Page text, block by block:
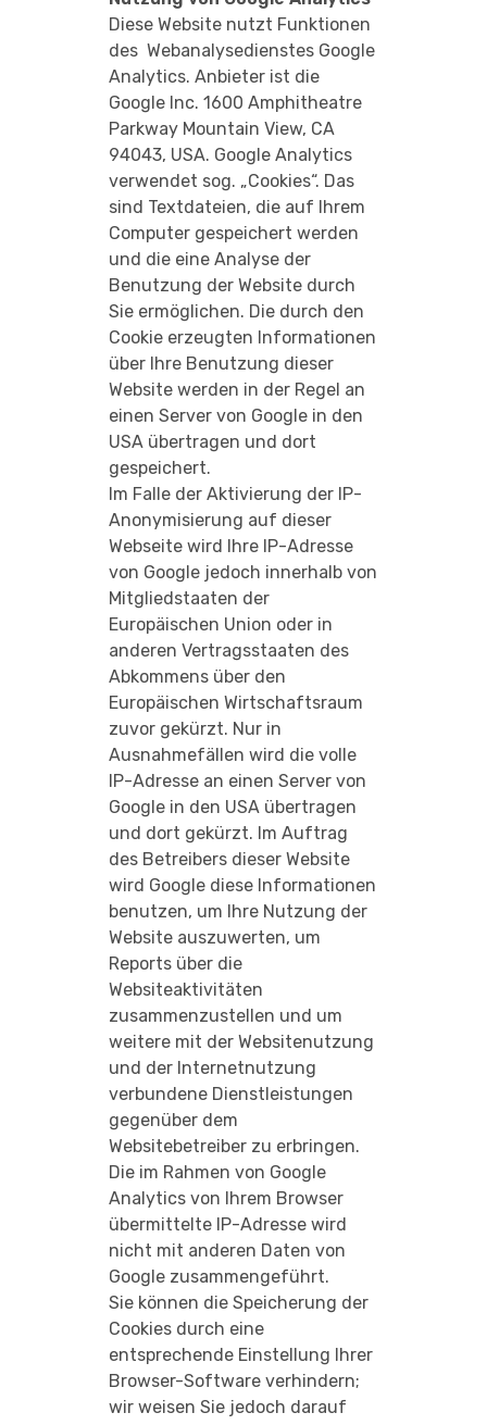
Diese Website nutzt Funktionen
des Webanalysedienstes Google
Analytics. Anbieter ist die
Google Inc. 1600 Amphitheatre
Parkway Mountain View, CA
94043, USA. Google Analytics
verwendet sog. „Cookies“. Das
sind Textdateien, die auf Ihrem
Computer gespeichert werden
und die eine Analyse der
Benutzung der Website durch
Sie ermöglichen. Die durch den
Cookie erzeugten Informationen
über Ihre Benutzung dieser
Website werden in der Regel an
einen Server von Google in den
USA übertragen und dort
gespeichert.
Im Falle der Aktivierung der IP-
Anonymisierung auf dieser
Webseite wird Ihre IP-Adresse
von Google jedoch innerhalb von
Mitgliedstaaten der
Europäischen Union oder in
anderen Vertragsstaaten des
Abkommens über den
Europäischen Wirtschaftsraum
zuvor gekürzt. Nur in
Ausnahmefällen wird die volle
IP-Adresse an einen Server von
Google in den USA übertragen
und dort gekürzt. Im Auftrag
des Betreibers dieser Website
wird Google diese Informationen
benutzen, um Ihre Nutzung der
Website auszuwerten, um
Reports über die
Websiteaktivitäten
zusammenzustellen und um
weitere mit der Websitenutzung
und der Internetnutzung
verbundene Dienstleistungen
gegenüber dem
Websitebetreiber zu erbringen.
Die im Rahmen von Google
Analytics von Ihrem Browser
übermittelte IP-Adresse wird
nicht mit anderen Daten von
Google zusammengeführt.
Sie können die Speicherung der
Cookies durch eine
entsprechende Einstellung Ihrer
Browser-Software verhindern;
wir weisen Sie jedoch darauf